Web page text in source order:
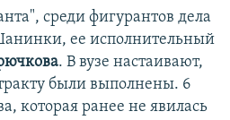
среди фигурантов дела
ее исполнительный
. В вузе настаивают,
были выполнены. 6
которая ранее не явилась